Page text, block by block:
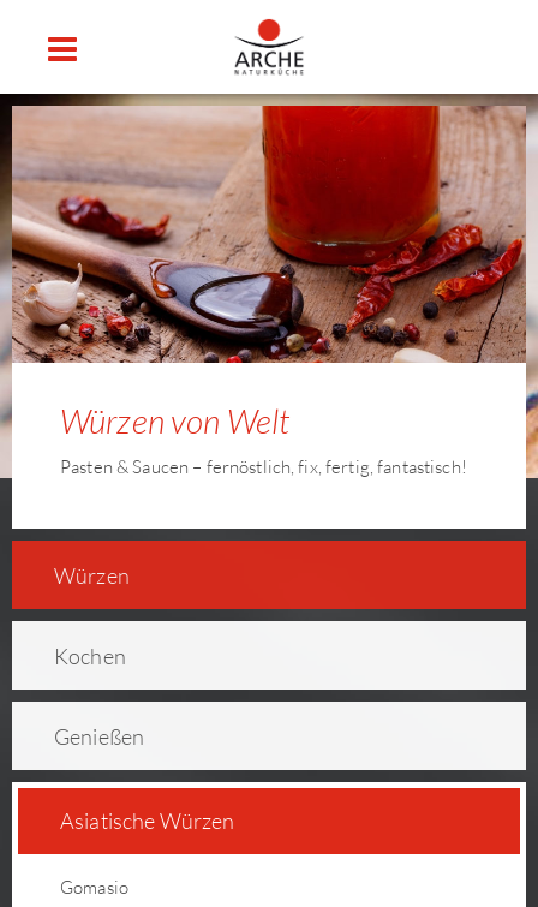
Würzen von Welt
Pasten & Saucen – fernöstlich, fix, fertig, fantastisch!
Würzen
Kochen
Genießen
Asiatische Würzen
Gomasio